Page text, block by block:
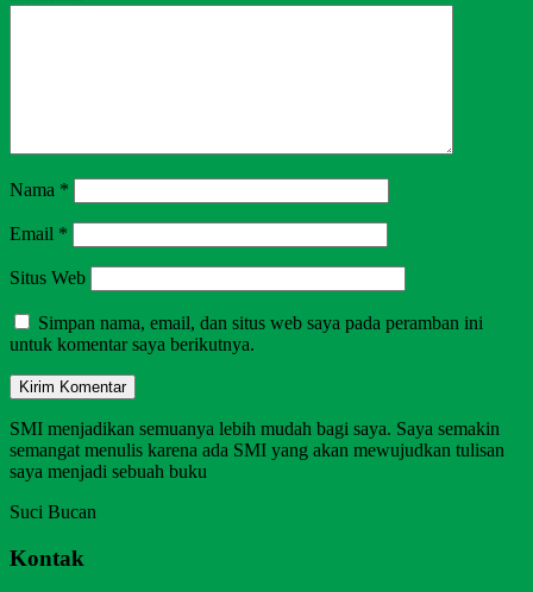
Nama *
Email *
Situs Web
Simpan nama, email, dan situs web saya pada peramban ini
untuk komentar saya berikutnya.
SMI menjadikan semuanya lebih mudah bagi saya. Saya semakin
semangat menulis karena ada SMI yang akan mewujudkan tulisan
saya menjadi sebuah buku
Suci Bucan
Kontak